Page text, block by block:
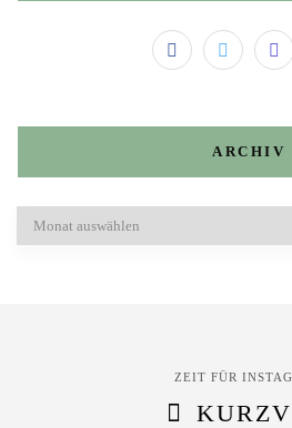
ARCHIV
ZEIT FÜR